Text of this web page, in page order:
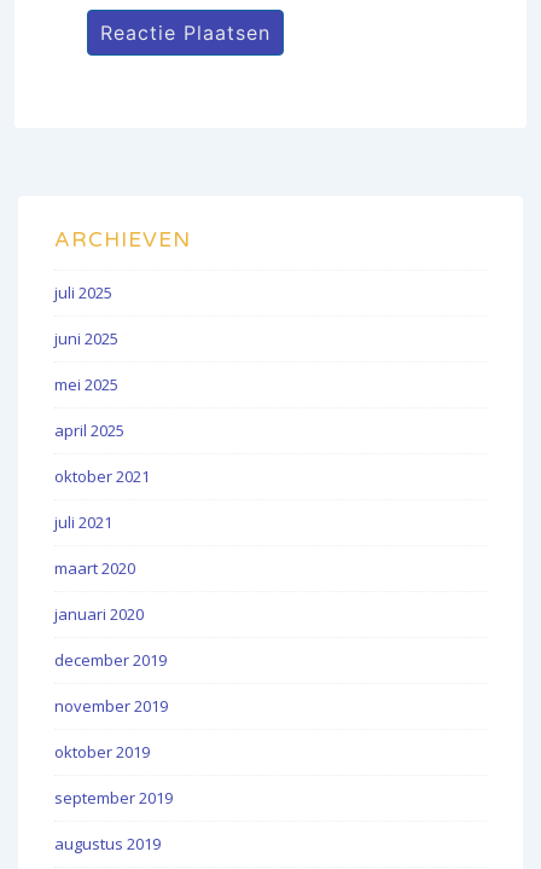
ARCHIEVEN
juli 2025
juni 2025
mei 2025
april 2025
oktober 2021
juli 2021
maart 2020
januari 2020
december 2019
november 2019
oktober 2019
september 2019
augustus 2019